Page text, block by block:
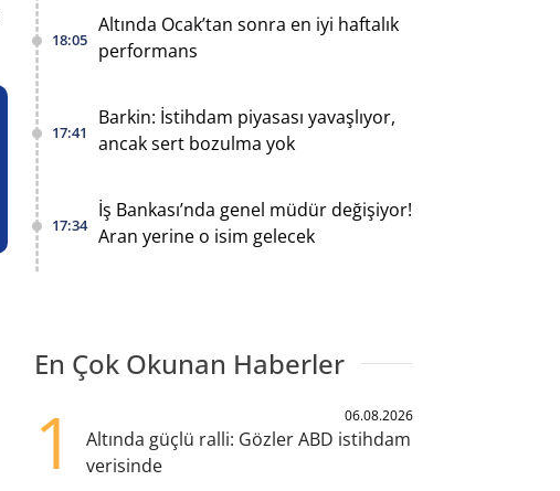
18:05
Altında Ocak’tan sonra en iyi haftalık
performans
17:41
Barkin: İstihdam piyasası yavaşlıyor,
ancak sert bozulma yok
17:34
İş Bankası’nda genel müdür değişiyor!
Aran yerine o isim gelecek
En Çok Okunan Haberler
1 06.08.2026
Altında güçlü ralli: Gözler ABD istihdam
verisinde